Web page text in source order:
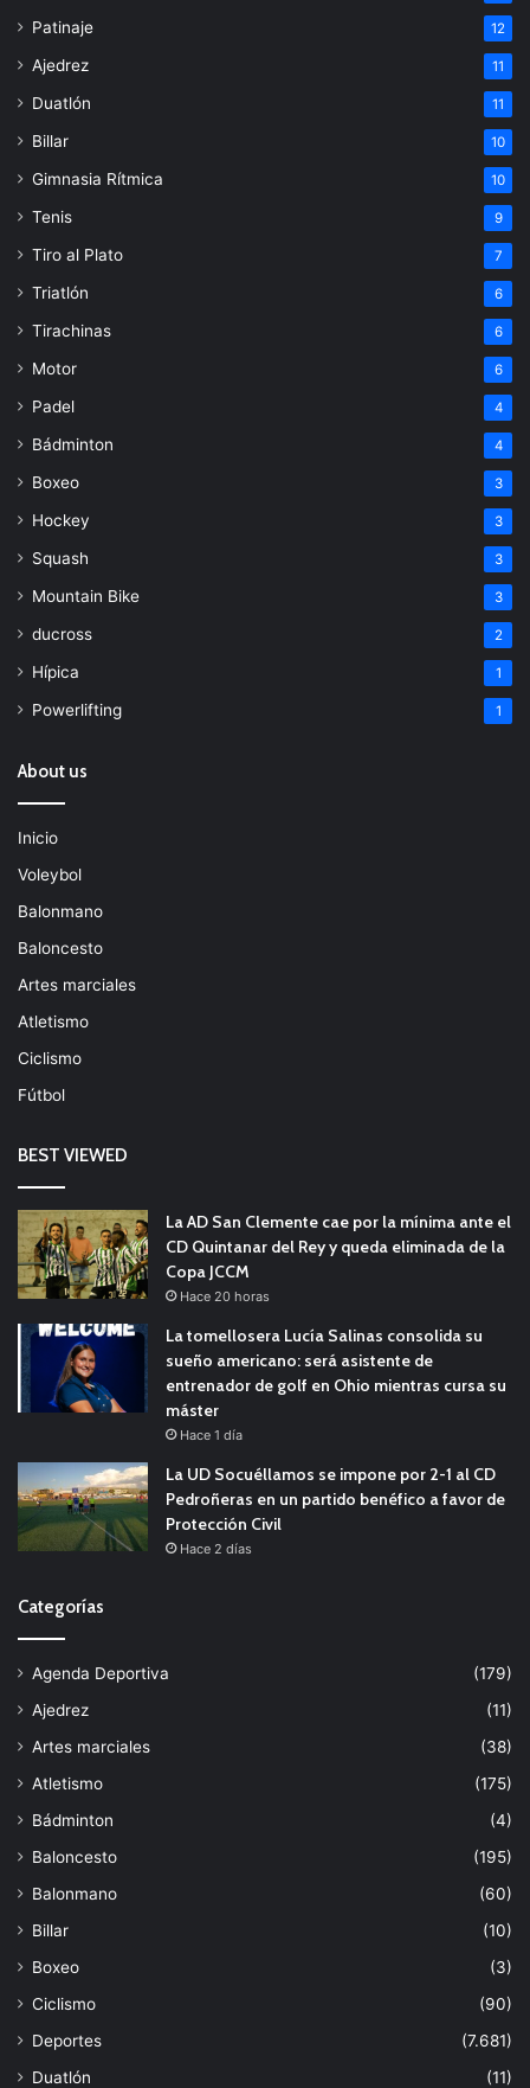
Patinaje 12
Ajedrez 11
Duatlón 11
Billar 10
Gimnasia Rítmica 10
Tenis 9
Tiro al Plato 7
Triatlón 6
Tirachinas 6
Motor 6
Padel 4
Bádminton 4
Boxeo 3
Hockey 3
Squash 3
Mountain Bike 3
ducross 2
Hípica 1
Powerlifting 1
About us
Inicio
Voleybol
Balonmano
Baloncesto
Artes marciales
Atletismo
Ciclismo
Fútbol
BEST VIEWED
La AD San Clemente cae por la mínima ante el
CD Quintanar del Rey y queda eliminada de la
Copa JCCM
Hace 20 horas
La tomellosera Lucía Salinas consolida su
sueño americano: será asistente de
entrenador de golf en Ohio mientras cursa su
máster
Hace 1 día
La UD Socuéllamos se impone por 2-1 al CD
Pedroñeras en un partido benéfico a favor de
Protección Civil
Hace 2 días
Categorías
Agenda Deportiva
(179)
Ajedrez
(11)
Artes marciales
(38)
Atletismo
(175)
Bádminton
(4)
Baloncesto
(195)
Balonmano
(60)
Billar
(10)
Boxeo
(3)
Ciclismo
(90)
Deportes
(7.681)
Duatlón
(11)